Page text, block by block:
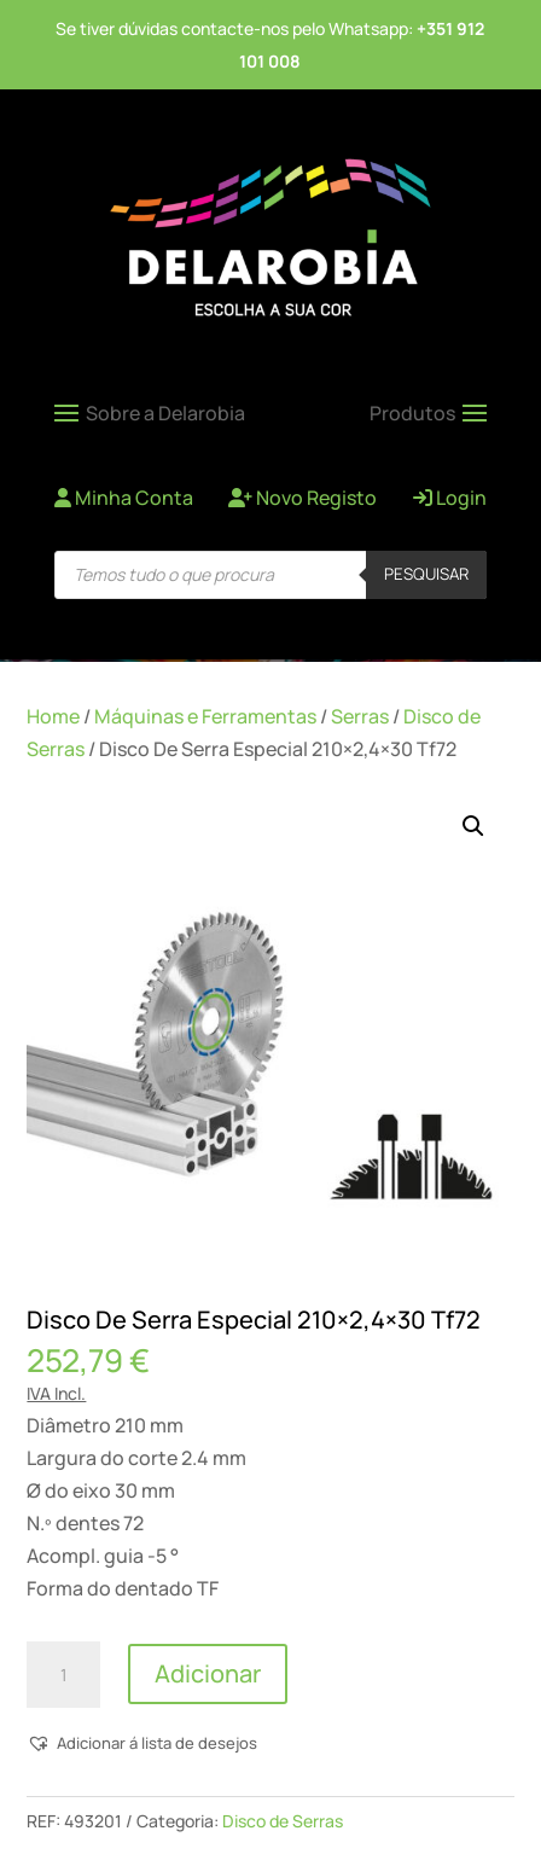
Se tiver dúvidas contacte-nos pelo Whatsapp: +351 912
101 008
Minha Conta Novo Registo Login
Products
search PESQUISAR
Home/Máquinas e Ferramentas/Serras/Disco de
Serras/ Disco De Serra Especial 210×2,4×30 Tf72
Disco De Serra Especial 210×2,4×30 Tf72
252,79€
IVA Incl.
Diâmetro 210 mm
Largura do corte 2.4 mm
Ø do eixo 30 mm
N.º dentes 72
Acompl. guia -5 °
Forma do dentado TF
Quantidade
De
Especial
Adicionar
Adicionar á lista de desejos
REF:493201 Categoria: Disco de Serras